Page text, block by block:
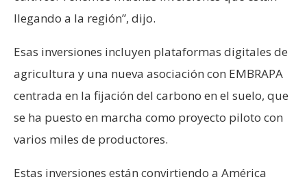
llegando a la región”, dijo.
Esas inversiones incluyen plataformas digitales de
agricultura y una nueva asociación con EMBRAPA
centrada en la fijación del carbono en el suelo, que
se ha puesto en marcha como proyecto piloto con
varios miles de productores.
Estas inversiones están convirtiendo a América